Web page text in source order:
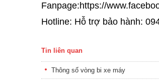
Fanpage:https://
Hotline: Hỗ trợ bảo hành:
Tin liên quan
Thông số vòng bi xe máy